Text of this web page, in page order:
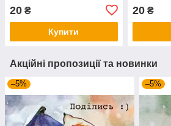
20 ₴
Купити
20₴
Акційні пропозиції та новинки
–5% –5%